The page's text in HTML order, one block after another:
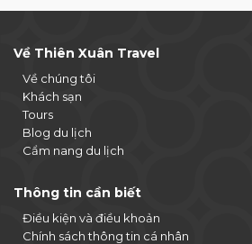
Về Thiên Xuân Travel
Về chúng tôi
Khách sạn
Tours
Blog du lịch
Cẩm nang du lịch
Thông tin cần biết
Điều kiện và điều khoản
Chính sách thông tin cá nhân